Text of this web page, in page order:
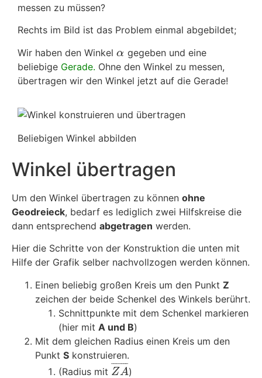
messen zu müssen?
Rechts im Bild ist das Problem einmal abgebildet;
Wir haben den Winkel α gegeben und eine
beliebige Gerade. Ohne den Winkel zu messen,
übertragen wir den Winkel jetzt auf die Gerade!
Beliebigen Winkel abbilden
Winkel übertragen
Um den Winkel übertragen zu können ohne
Geodreieck, bedarf es lediglich zwei Hilfskreise die
dann entsprechend abgetragen werden.
Hier die Schritte von der Konstruktion die unten mit
Hilfe der Grafik selber nachvollzogen werden können.
Einen beliebig großen Kreis um den Punkt Z
zeichen der beide Schenkel des Winkels berührt.
Schnittpunkte mit dem Schenkel markieren
(hier mit A und B)
Mit dem gleichen Radius einen Kreis um den
Punkt S konstruieren.
(Radius mit ZA
¯ ¯
¯¯¯¯¯ )